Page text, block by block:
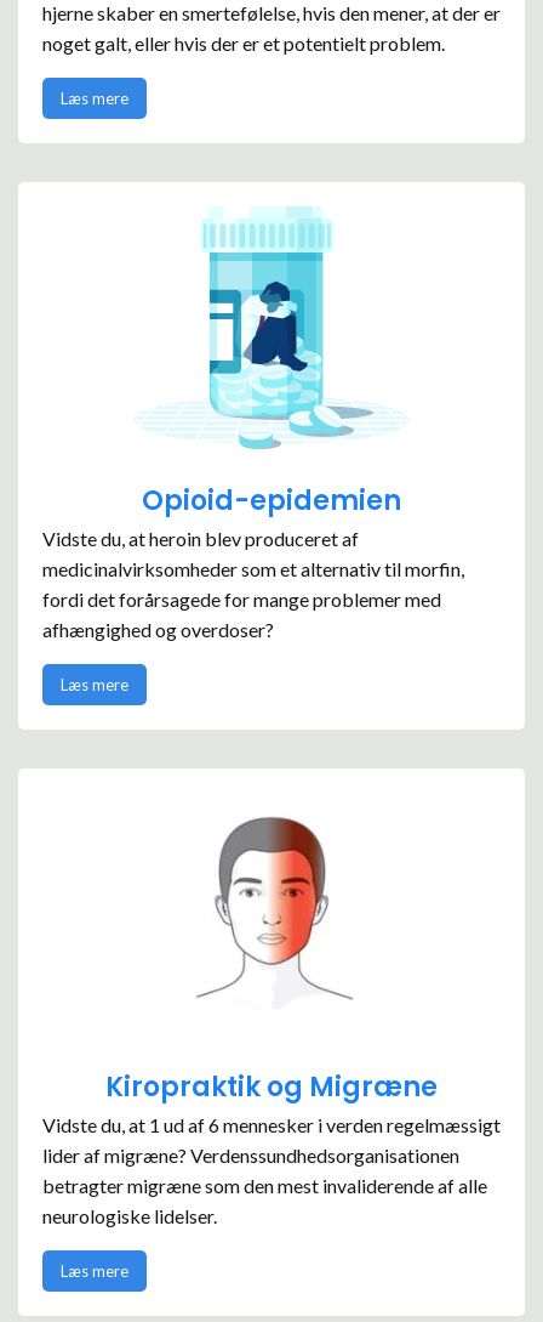
hjerne skaber en smertefølelse, hvis den mener, at der er
noget galt, eller hvis der er et potentielt problem.
Læs mere
Opioid-epidemien
Vidste du, at heroin blev produceret af
medicinalvirksomheder som et alternativ til morfin,
fordi det forårsagede for mange problemer med
afhængighed og overdoser?
Læs mere
Kiropraktik og Migræne
Vidste du, at 1 ud af 6 mennesker i verden regelmæssigt
lider af migræne? Verdenssundhedsorganisationen
betragter migræne som den mest invaliderende af alle
neurologiske lidelser.
Læs mere